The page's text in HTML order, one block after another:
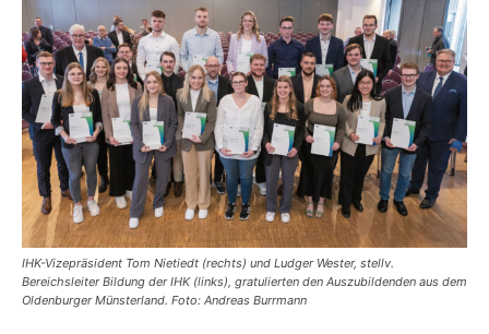
IHK-Vizepräsident Tom Nietiedt (rechts) und Ludger Wester, stellv.
Bereichsleiter Bildung der IHK (links), gratulierten den Auszubildenden aus dem
Oldenburger Münsterland. Foto: Andreas Burrmann